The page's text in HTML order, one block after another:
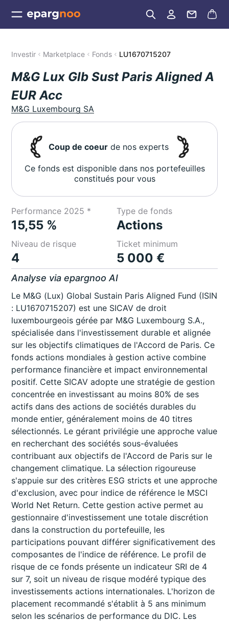
Investir Marketplace Fonds LU1670715207
M&G Lux Glb Sust Paris Aligned A
EUR Acc
M&G Luxembourg SA
Coup de coeur de nos experts
Ce fonds est disponible dans nos portefeuilles
constitués pour vous
Performance 2025 *
15,55 %
Type de fonds
Actions
Niveau de risque
4
Ticket minimum
5 000 €
Analyse via epargnoo AI
Le M&G (Lux) Global Sustain Paris Aligned Fund (ISIN
: LU1670715207) est une SICAV de droit
luxembourgeois gérée par M&G Luxembourg S.A.,
spécialisée dans l'investissement durable et alignée
sur les objectifs climatiques de l'Accord de Paris. Ce
fonds actions mondiales à gestion active combine
performance financière et impact environnemental
positif. Cette SICAV adopte une stratégie de gestion
concentrée en investissant au moins 80% de ses
actifs dans des actions de sociétés durables du
monde entier, généralement moins de 40 titres
sélectionnés. Le gérant privilégie une approche value
en recherchant des sociétés sous-évaluées
contribuant aux objectifs de l'Accord de Paris sur le
changement climatique. La sélection rigoureuse
s'appuie sur des critères ESG stricts et une approche
d'exclusion, avec pour indice de référence le MSCI
World Net Return. Cette gestion active permet au
gestionnaire d'investissement une totale discrétion
dans la construction du portefeuille, les
participations pouvant différer significativement des
composantes de l'indice de référence. Le profil de
risque de ce fonds présente un indicateur SRI de 4
sur 7, soit un niveau de risque modéré typique des
investissements actions internationales. L'horizon de
placement recommandé s'établit à 5 ans minimum
selon les scénarios de performance du DIC. Les